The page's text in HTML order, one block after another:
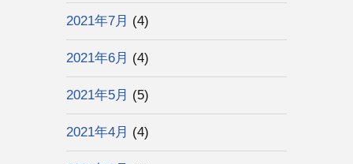
2021年7月 (4)
2021年6月 (4)
2021年5月 (5)
2021年4月 (4)